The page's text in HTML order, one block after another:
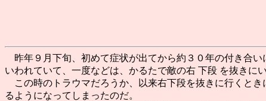
昨年９月下旬、初めて症状が出てから約３０年の付き合
いわれていて、一度などは、かるたで敵の右 下段 を抜きに
この時のトラウマだろうか、以来右下段を抜きに行くと
るようになってしまったのだ。